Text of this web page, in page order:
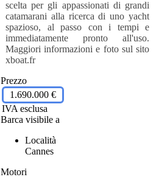
scelta per gli appassionati di grandi
catamarani alla ricerca di uno yacht
spazioso, al passo con i tempi e
immediatamente pronto all'uso.
Maggiori informazioni e foto sul sito
xboat.fr
Prezzo
1.690.000 €
IVA esclusa
Barca visibile a
Località
Cannes
Motori